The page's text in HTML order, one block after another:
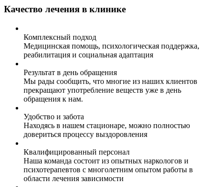
Качество лечения в клинике
Комплексный подход
Медицинская помощь, психологическая поддержка,
реабилитация и социальная адаптация
Результат в день обращения
Мы рады сообщить, что многие из наших клиентов
прекращают употребление веществ уже в день
обращения к нам.
Удобство и забота
Находясь в нашем стационаре, можно полностью
довериться процессу выздоровления
Квалифицированный персонал
Наша команда состоит из опытных наркологов и
психотерапевтов с многолетним опытом работы в
области лечения зависимости